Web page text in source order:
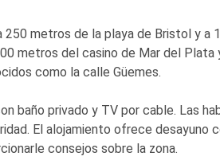
250 metros de la playa de Bristol y a
como la calle Güemes.
baño privado y TV por cable. Las
El alojamiento ofrece desayuno
consejos sobre la zona.